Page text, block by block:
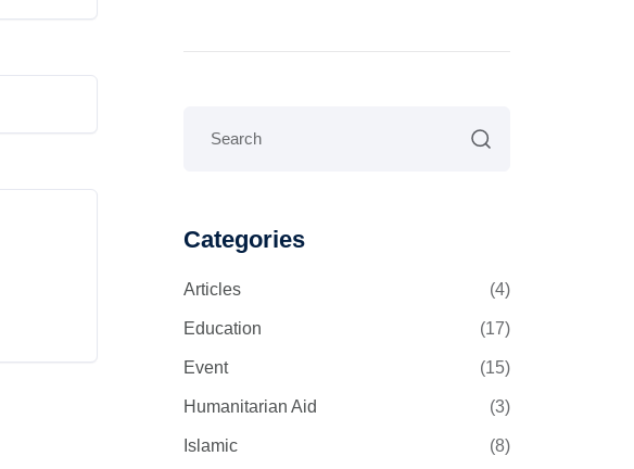
Categories
Articles (4)
Education (17)
Event (15)
Humanitarian Aid (3)
Islamic (8)